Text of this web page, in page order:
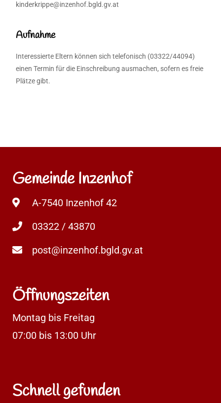
kinderkrippe@inzenhof.bgld.gv.at
Aufnahme
Interessierte Eltern können sich telefonisch (03322/44094)
einen Termin für die Einschreibung ausmachen, sofern es freie
Plätze gibt.
Gemeinde Inzenhof
A-7540 Inzenhof 42
03322 / 43870
post@inzenhof.bgld.gv.at
Öffnungszeiten
Montag bis Freitag
07:00 bis 13:00 Uhr
Schnell gefunden